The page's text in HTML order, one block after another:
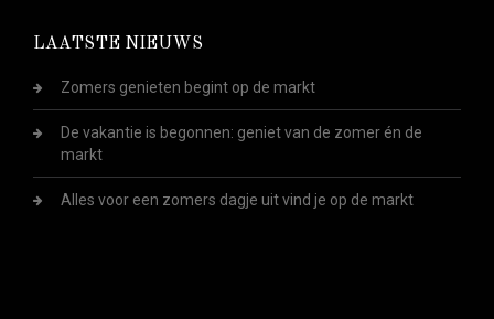
LAATSTE NIEUWS
Zomers genieten begint op de markt
De vakantie is begonnen: geniet van de zomer én de
markt
Alles voor een zomers dagje uit vind je op de markt